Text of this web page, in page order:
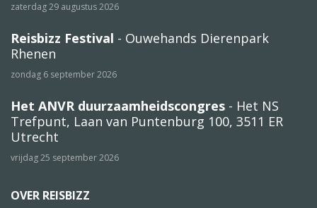
zaterdag 29 augustus 2026
Reisbizz Festival - Ouwehands Dierenpark
Rhenen
zondag 6 september 2026
Het ANVR duurzaamheidscongres - Het NS
Trefpunt, Laan van Puntenburg 100, 3511 ER
Utrecht
vrijdag 25 september 2026
OVER REISBIZZ